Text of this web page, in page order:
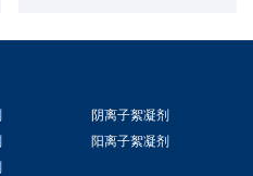
阴离子絮凝剂
阳离子絮凝剂